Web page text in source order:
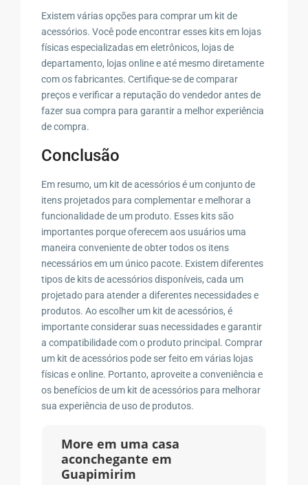
Existem várias opções para comprar um kit de
acessórios. Você pode encontrar esses kits em lojas
físicas especializadas em eletrônicos, lojas de
departamento, lojas online e até mesmo diretamente
com os fabricantes. Certifique-se de comparar
preços e verificar a reputação do vendedor antes de
fazer sua compra para garantir a melhor experiência
de compra.
Conclusão
Em resumo, um kit de acessórios é um conjunto de
itens projetados para complementar e melhorar a
funcionalidade de um produto. Esses kits são
importantes porque oferecem aos usuários uma
maneira conveniente de obter todos os itens
necessários em um único pacote. Existem diferentes
tipos de kits de acessórios disponíveis, cada um
projetado para atender a diferentes necessidades e
produtos. Ao escolher um kit de acessórios, é
importante considerar suas necessidades e garantir
a compatibilidade com o produto principal. Comprar
um kit de acessórios pode ser feito em várias lojas
físicas e online. Portanto, aproveite a conveniência e
os benefícios de um kit de acessórios para melhorar
sua experiência de uso de produtos.
More em uma casa
aconchegante em
Guapimirim